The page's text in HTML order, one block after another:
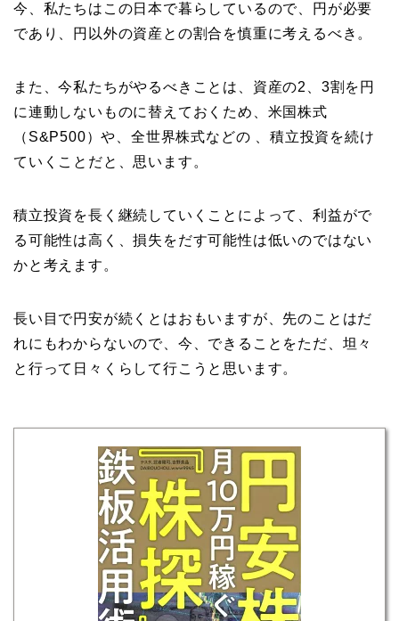
今、私たちはこの日本で暮らしているので、円が必要
であり、円以外の資産との割合を慎重に考えるべき。
また、今私たちがやるべきことは、資産の2、3割を円
に連動しないものに替えておくため、米国株式
（S&P500）や、全世界株式などの 、積立投資を続け
ていくことだと、思います。
積立投資を長く継続していくことによって、利益がで
る可能性は高く、損失をだす可能性は低いのではない
かと考えます。
長い目で円安が続くとはおもいますが、先のことはだ
れにもわからないので、今、できることをただ、坦々
と行って日々くらして行こうと思います。